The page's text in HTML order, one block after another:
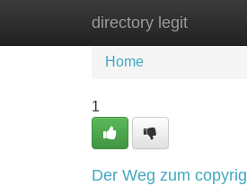
directory legit
Home New Site
Home
1
Der Weg zum